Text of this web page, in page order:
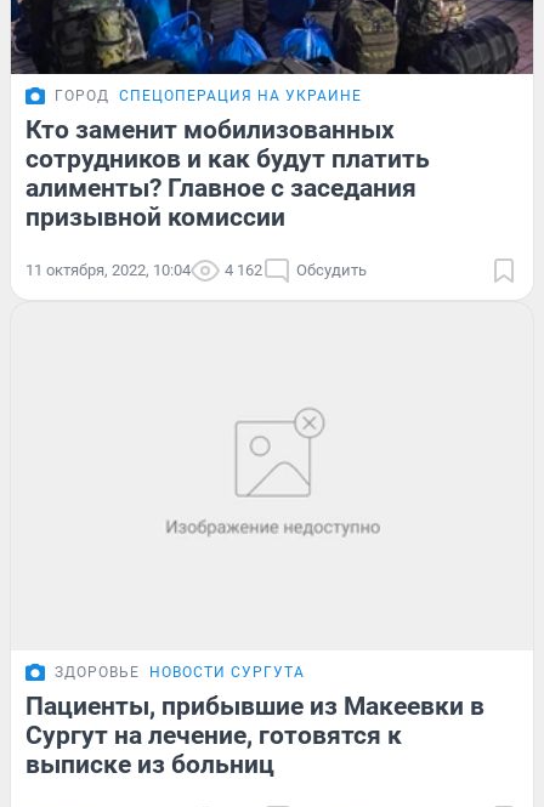
ГОРОД СПЕЦОПЕРАЦИЯ НА УКРАИНЕ
Кто заменит мобилизованных
сотрудников и как будут платить
алименты? Главное с заседания
призывной комиссии
11 октября, 2022, 10:04 4 162 Обсудить
ЗДОРОВЬЕ НОВОСТИ СУРГУТА
Пациенты, прибывшие из Макеевки в
Сургут на лечение, готовятся к
выписке из больниц